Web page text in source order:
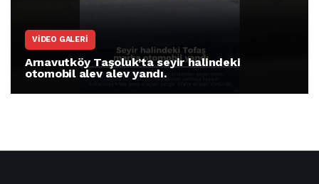
VIDEO GALERI
Arnavutköy Taşoluk’ta seyir halindeki
otomobil alev alev yandı.